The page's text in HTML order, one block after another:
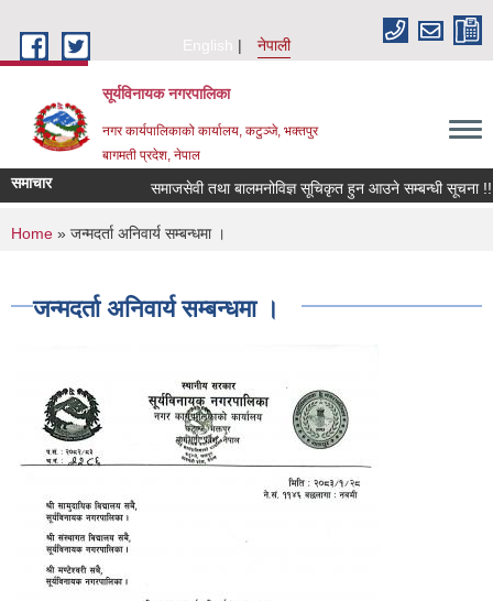
English
नेपाली
सूर्यविनायक नगरपालिका
नगर कार्यपालिकाको कार्यालय, कटुञ्जे, भक्तपुर
बागमती प्रदेश, नेपाल
समाचार समाजसेवी तथा बालमनोविज्ञ सूचिकृत हुन आउने सम्बन्धी सूचना !!!
You are here
Home » जन्मदर्ता अनिवार्य सम्बन्धमा ।
जन्मदर्ता अनिवार्य सम्बन्धमा ।